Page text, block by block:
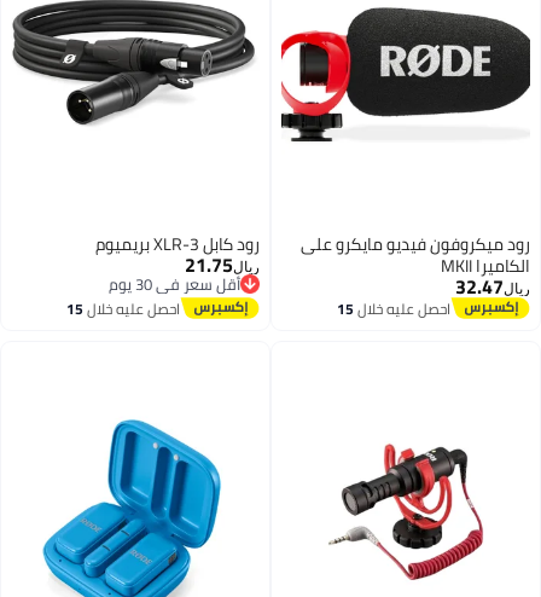
رود ميكروفون فيديو مايكرو على
الكاميرا MKII
ريال32.47
احصل عليه خلال15
رود كابل XLR-3 بريميوم
ريال21.75
أقل سعر في 30 يوم
أقل سعر في 30 يوماحصل عليه خلال15